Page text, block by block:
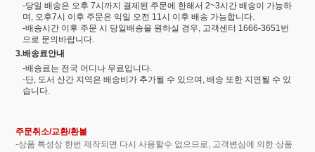
-당일 배송은 오후 7시까지 결제된 주문에 한해서 2~3시간 배송이 가능하
며, 오후7시 이후 주문은 익일 오전 11시 이후 배송 가능합니다.
-배송시간 이후 주문 시 당일배송을 원하실 경우, 고객센터 1666-3651번
으로 문의바랍니다.
3.배송료안내
-배송료는 전국 어디나 무료입니다.
-단, 도서 산간 지역은 배송비가 추가될 수 있으며, 배송 또한 지연될 수 있
습니다.
주문취소/교환/환불
-상품 특성상 한번 제작되면 다시 사용할수 없으므로, 고객변심에 의한 상품